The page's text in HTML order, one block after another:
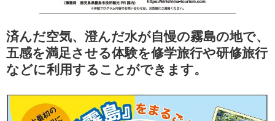
済んだ空気、澄んだ水が自慢の霧島の地で、
五感を満足させる体験を修学旅行や研修旅行
などに利用することができます。